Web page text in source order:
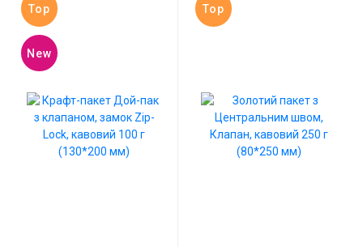
Top
New
Top